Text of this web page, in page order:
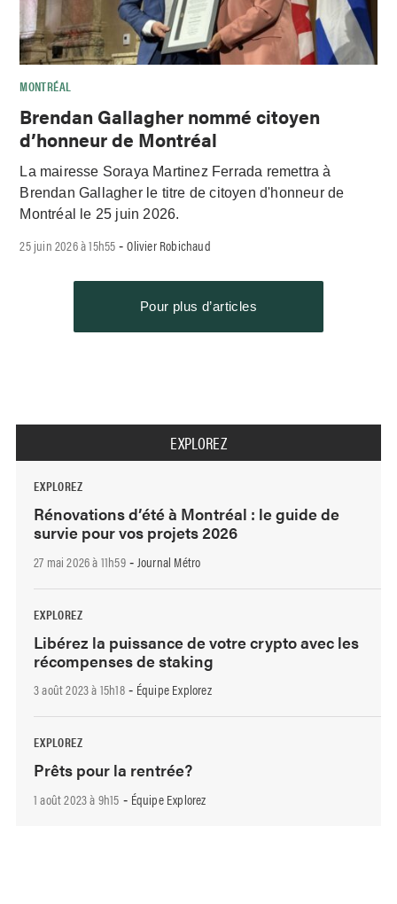
MONTRÉAL
Brendan Gallagher nommé citoyen
d’honneur de Montréal
La mairesse Soraya Martinez Ferrada remettra à
Brendan Gallagher le titre de citoyen d'honneur de
Montréal le 25 juin 2026.
25 juin 2026 à 15h55 -Olivier Robichaud
Pour plus d’articles
EXPLOREZ
EXPLOREZ
Rénovations d’été à Montréal : le guide de
survie pour vos projets 2026
27 mai 2026 à 11h59- Journal Métro
EXPLOREZ
Libérez la puissance de votre crypto avec les
récompenses de staking
3 août 2023 à 15h18- Équipe Explorez
EXPLOREZ
Prêts pour la rentrée?
1 août 2023 à 9h15 - Équipe Explorez